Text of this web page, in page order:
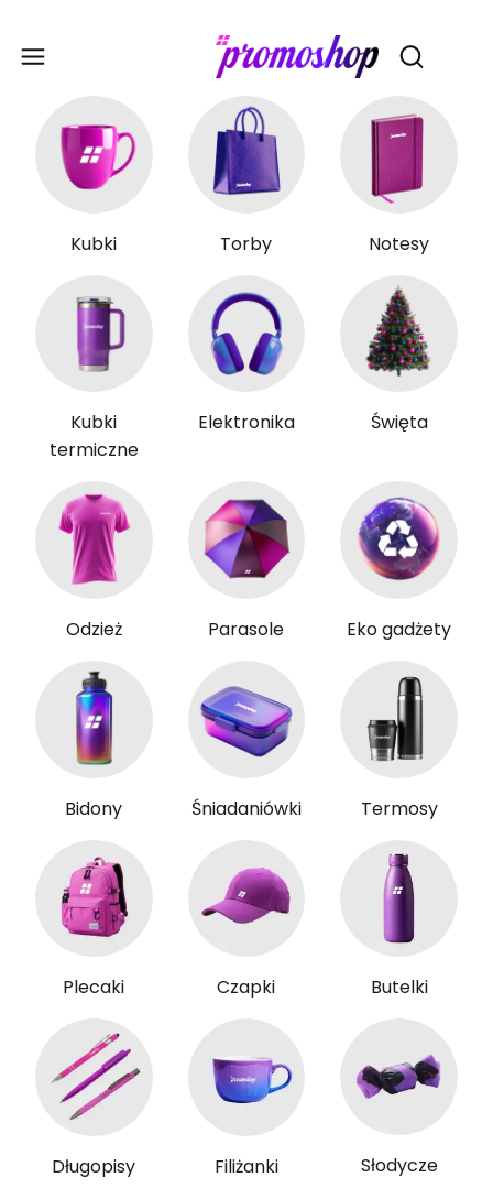
Otwórz
Kubki Torby Notesy
Kubki
termiczne
Elektronika Święta
Odzież Parasole Eko gadżety
Bidony Śniadaniówki Termosy
Plecaki Czapki Butelki
Długopisy Filiżanki Słodycze